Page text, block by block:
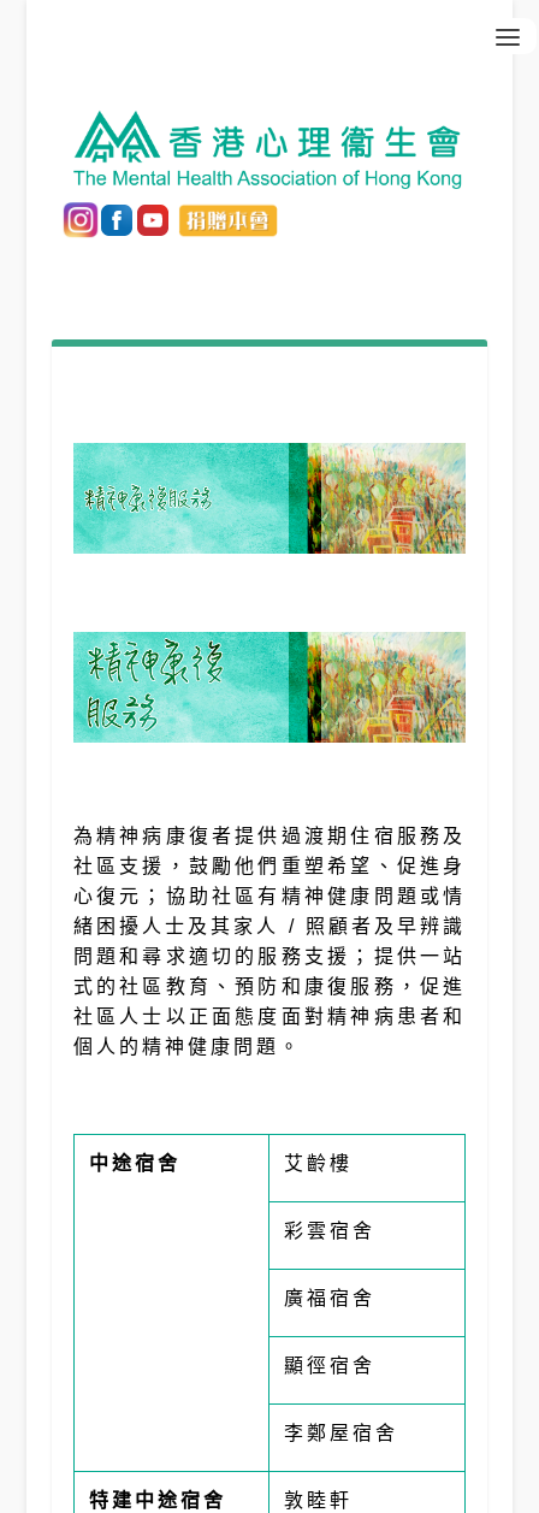
為精神病康復者提供過渡期住宿服務及
社區支援，鼓勵他們重塑希望、促進身
心復元；協助社區有精神健康問題或情
緒困擾人士及其家人 / 照顧者及早辨識
問題和尋求適切的服務支援；提供一站
式的社區教育、預防和康復服務，促進
社區人士以正面態度面對精神病患者和
個人的精神健康問題。
中途宿舍 艾齡樓
彩雲宿舍
廣福宿舍
顯徑宿舍
李鄭屋宿舍
特建中途宿舍 敦睦軒